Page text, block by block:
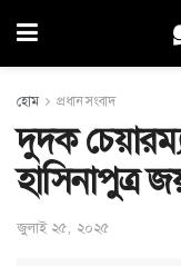
হোম প্রধান সংবাদ
দুদক
হাসিনাপুত্র
জুলাই ২৫, ২০২৫